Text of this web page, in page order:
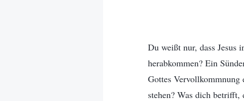
Du weißt nur, dass Jesus
herabkommen? Ein
Gottes
stehen? Was dich betrifft,